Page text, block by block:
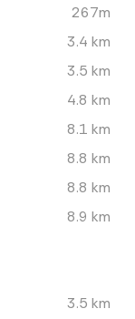
267m
3.4 km
3.5 km
4.8 km
8.1 km
8.8 km
8.8 km
8.9 km
3.5 km